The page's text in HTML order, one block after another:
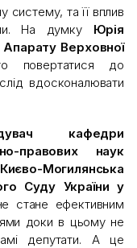
систему, та її вплив
На думку Юрія
Верховної
повертатися до
вдосконалювати
кафедри
правових наук
Могилянська
Суду України у
стане ефективним
доки в цьому не
депутати. А це